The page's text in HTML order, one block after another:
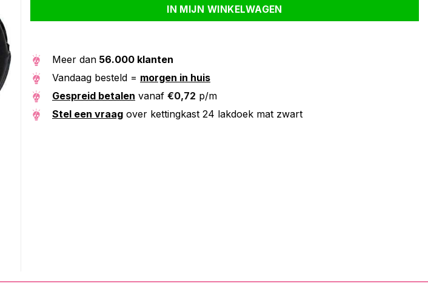
IN MIJN WINKELWAGEN
Meer dan 56.000 klanten
Vandaag besteld = morgen in huis
Gespreid betalen vanaf €0,72 p/m
Stel een vraag over kettingkast 24 lakdoek mat zwart